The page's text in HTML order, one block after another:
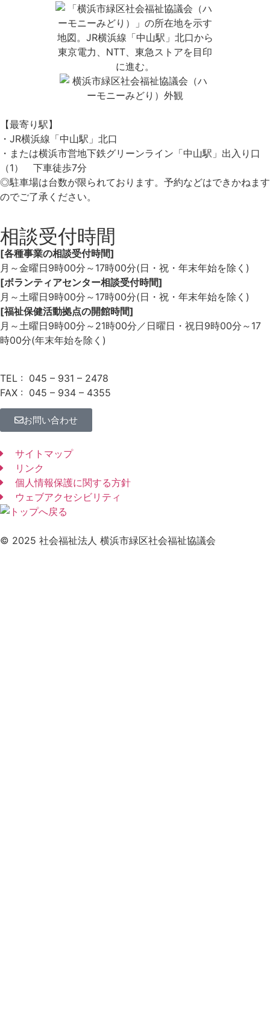
【最寄り駅】
・JR横浜線「中山駅」北口
・または横浜市営地下鉄グリーンライン「中山駅」出入り口
（1） 下車徒歩7分
◎駐車場は台数が限られております。予約などはできかねます
のでご了承ください。
相談受付時間
[各種事業の相談受付時間]
月～金曜日9時00分～17時00分(日・祝・年末年始を除く)
[ボランティアセンター相談受付時間]
月～土曜日9時00分～17時00分(日・祝・年末年始を除く)
[福祉保健活動拠点の開館時間]
月～土曜日9時00分～21時00分／日曜日・祝日9時00分～ 17
時00分(年末年始を除く)
TEL : 045 – 931 – 2478
FAX : 045 – 934 – 4355
お問い合わせ
サイトマップ
リンク
個人情報保護に関する方針
ウェブアクセシビリティ
© 2025 社会福祉法人 横浜市緑区社会福祉協議会